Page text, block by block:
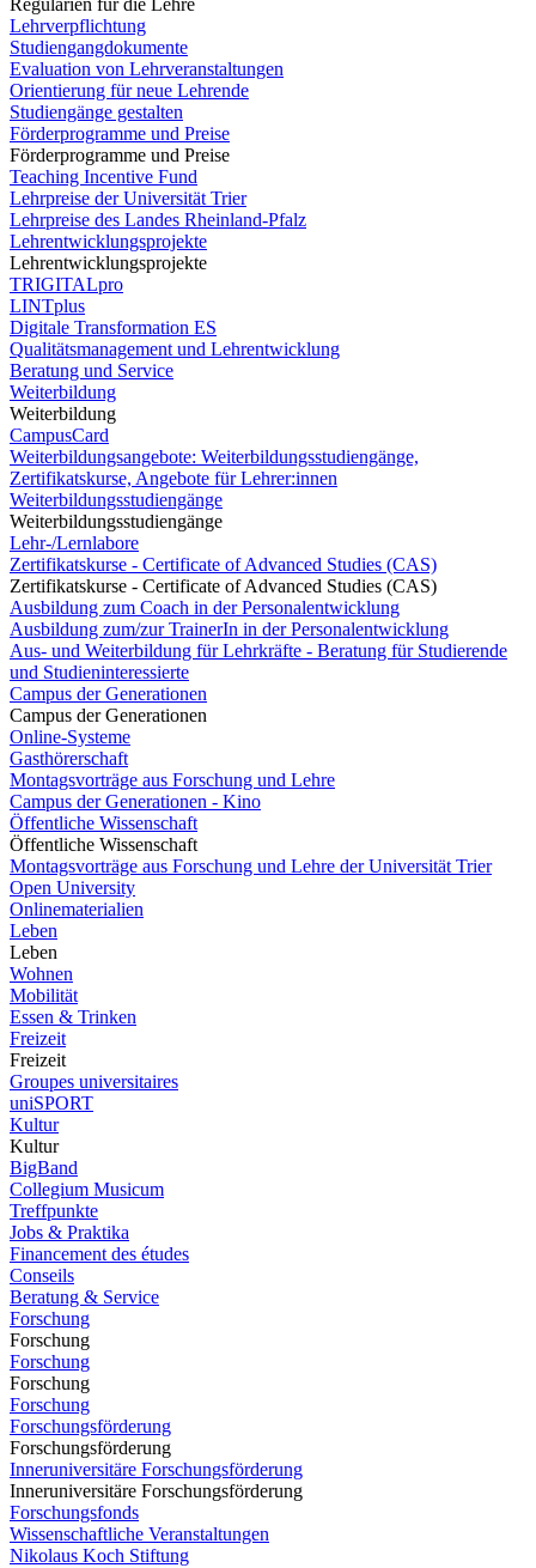
Regularien für die Lehre
Lehrverpflichtung
Studiengangdokumente
Evaluation von Lehrveranstaltungen
Orientierung für neue Lehrende
Studiengänge gestalten
Förderprogramme und Preise
Förderprogramme und Preise
Teaching Incentive Fund
Lehrpreise der Universität Trier
Lehrpreise des Landes Rheinland-Pfalz
Lehrentwicklungsprojekte
Lehrentwicklungsprojekte
TRIGITALpro
LINTplus
Digitale Transformation ES
Qualitätsmanagement und Lehrentwicklung
Beratung und Service
Weiterbildung
Weiterbildung
CampusCard
Weiterbildungsangebote: Weiterbildungsstudiengänge,
Zertifikatskurse, Angebote für Lehrer:innen
Weiterbildungsstudiengänge
Weiterbildungsstudiengänge
Lehr-/Lernlabore
Zertifikatskurse - Certificate of Advanced Studies (CAS)
Zertifikatskurse - Certificate of Advanced Studies (CAS)
Ausbildung zum Coach in der Personalentwicklung
Ausbildung zum/zur TrainerIn in der Personalentwicklung
Aus- und Weiterbildung für Lehrkräfte - Beratung für Studierende
und Studieninteressierte
Campus der Generationen
Campus der Generationen
Online-Systeme
Gasthörerschaft
Montagsvorträge aus Forschung und Lehre
Campus der Generationen - Kino
Öffentliche Wissenschaft
Öffentliche Wissenschaft
Montagsvorträge aus Forschung und Lehre der Universität Trier
Open University
Onlinematerialien
Leben
Leben
Wohnen
Mobilität
Essen & Trinken
Freizeit
Freizeit
Groupes universitaires
uniSPORT
Kultur
Kultur
BigBand
Collegium Musicum
Treffpunkte
Jobs & Praktika
Financement des études
Conseils
Beratung & Service
Forschung
Forschung
Forschung
Forschung
Forschung
Forschungsförderung
Forschungsförderung
Inneruniversitäre Forschungsförderung
Inneruniversitäre Forschungsförderung
Forschungsfonds
Wissenschaftliche Veranstaltungen
Nikolaus Koch Stiftung